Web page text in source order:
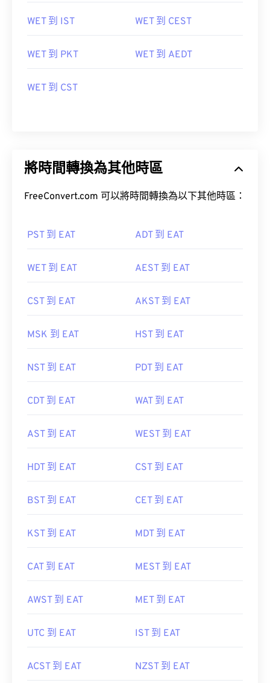
WET 到 IST WET 到 CEST
WET 到 PKT WET 到 AEDT
WET 到 CST
將時間轉換為其他時區
FreeConvert.com 可以將時間轉換為以下其他時區：
PST 到 EAT ADT 到 EAT
WET 到 EAT AEST 到 EAT
CST 到 EAT AKST 到 EAT
MSK 到 EAT HST 到 EAT
NST 到 EAT PDT 到 EAT
CDT 到 EAT WAT 到 EAT
AST 到 EAT WEST 到 EAT
HDT 到 EAT CST 到 EAT
BST 到 EAT CET 到 EAT
KST 到 EAT MDT 到 EAT
CAT 到 EAT MEST 到 EAT
AWST 到 EAT MET 到 EAT
UTC 到 EAT IST 到 EAT
ACST 到 EAT NZST 到 EAT